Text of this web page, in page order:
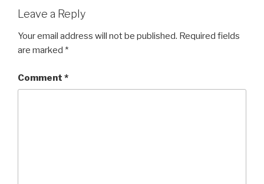
Leave a Reply
Your email address will not be published. Required fields
are marked *
Comment *